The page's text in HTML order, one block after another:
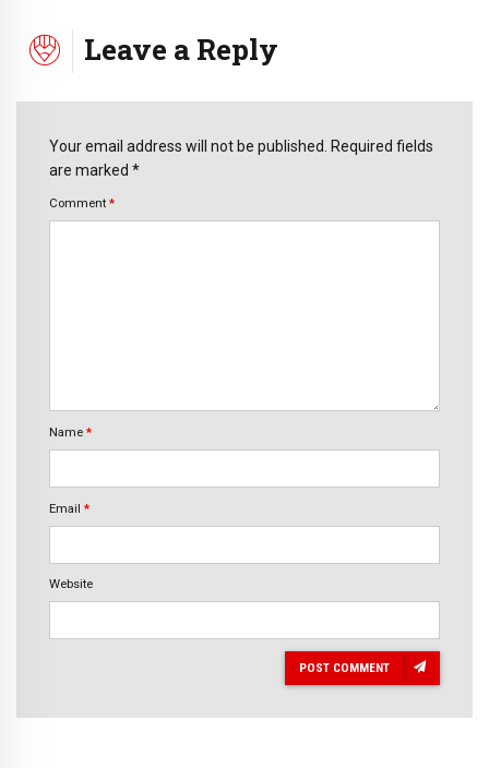
Leave a Reply
Your email address will not be published. Required fields
are marked *
Comment *
Name *
Email *
Website
POST COMMENT